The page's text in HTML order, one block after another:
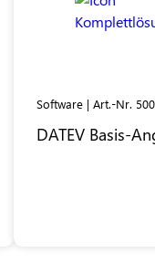
Software | Art.-Nr.
DATEVBasis-